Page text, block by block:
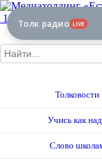
12+
Толковости
Учись как
Слово
Толк радио LIVE